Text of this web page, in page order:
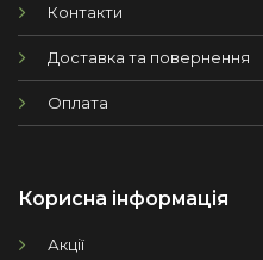
Контакти
Доставка та повернення
Оплата
Корисна інформація
Акції